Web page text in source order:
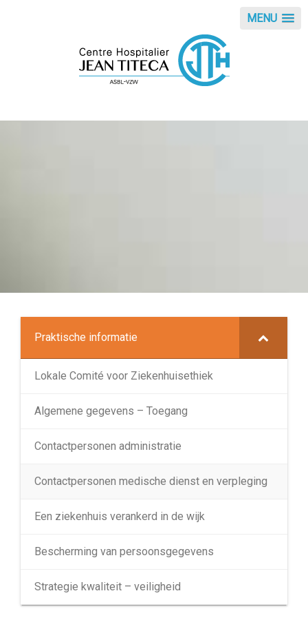
MENU
Praktische informatie
Lokale Comité voor Ziekenhuisethiek
Algemene gegevens – Toegang
Contactpersonen administratie
Contactpersonen medische dienst en verpleging
Een ziekenhuis verankerd in de wijk
Bescherming van persoonsgegevens
Strategie kwaliteit – veiligheid